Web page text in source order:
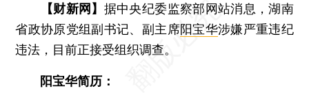
【财新网】 据中央纪委监察部网站消息，湖南
省政协原党组副书记、副主席阳宝华涉嫌严重违纪
违法，目前正接受组织调查。
阳宝华简历：